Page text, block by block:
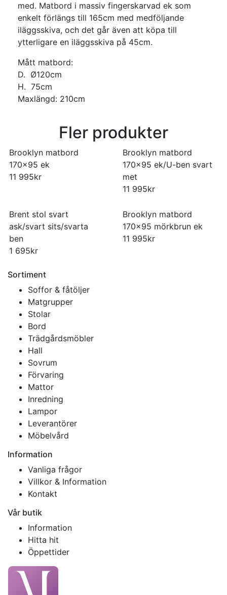
med. Matbord i massiv fingerskarvad ek som
enkelt förlängs till 165cm med medföljande
iläggsskiva, och det går även att köpa till
ytterligare en iläggsskiva på 45cm.
Mått matbord:
D. Ø120cm
H. 75cm
Maxlängd: 210cm
Fler produkter
Brooklyn matbord
170×95 ek
11 995kr
Brooklyn matbord
170×95 ek/U-ben svart
met
11 995kr
Brent stol svart
ask/svart sits/svarta
ben
1 695kr
Brooklyn matbord
170×95 mörkbrun ek
11 995kr
Sortiment
Soffor & fåtöljer
Matgrupper
Stolar
Bord
Trädgårdsmöbler
Hall
Sovrum
Förvaring
Mattor
Inredning
Lampor
Leverantörer
Möbelvård
Information
Vanliga frågor
Villkor & Information
Kontakt
Vår butik
Information
Hitta hit
Öppettider